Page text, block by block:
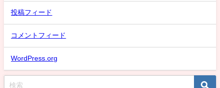
投稿フィード
コメントフィード
WordPress.org